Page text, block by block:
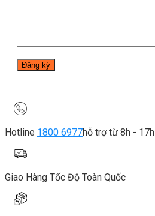
Hotline 1800 6977hỗ trợ từ 8h - 17h
Giao Hàng Tốc Độ Toàn Quốc